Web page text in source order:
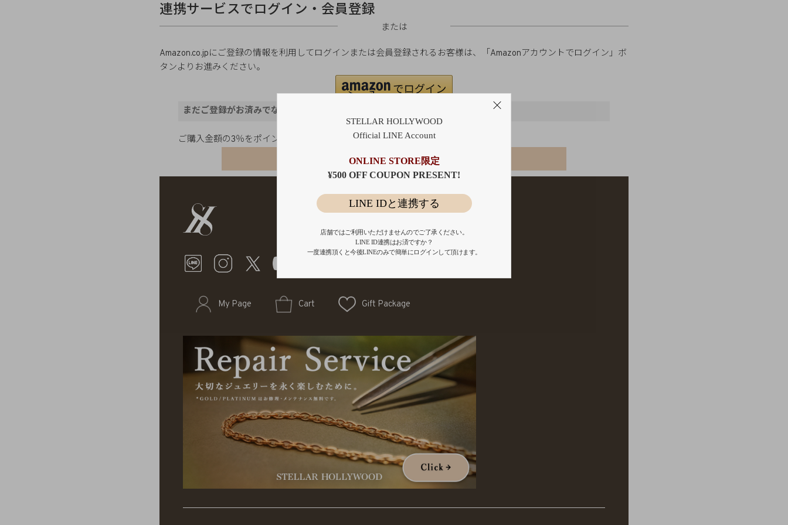
連携サービスでログイン・会員登録
または
Amazon.co.jpにご登録の情報を利用してログインまたは会員登録されるお客様は、「Amazonアカウントでログイン」ボ
タンよりお進みください。
まだご登録がお済みでないお客様
ご購入金額の3％をポイント還元
会員登録
My Page Cart Gift Package
STELLAR HOLLYWOOD
Official LINE Account
ONLINE STORE限定
¥500 OFF COUPON PRESENT!
LINE IDと連携する
店舗ではご利用いただけませんのでご了承ください。
LINE ID連携はお済ですか？
一度連携頂くと今後LINEのみで簡単にログインして頂けます。